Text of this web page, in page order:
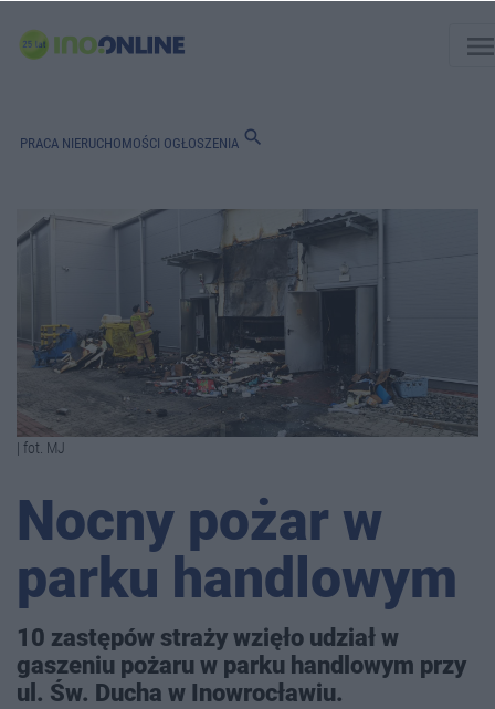
PRACA NIERUCHOMOŚCI OGŁOSZENIA search
| fot. MJ
Nocny pożar w
parku handlowym
10 zastępów straży wzięło udział w
gaszeniu pożaru w parku handlowym przy
ul. Św. Ducha w Inowrocławiu.